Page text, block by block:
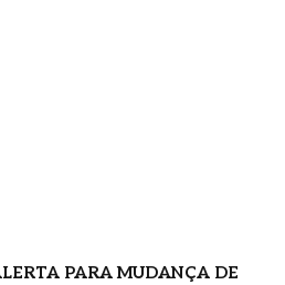
PARA MUDANÇA DE